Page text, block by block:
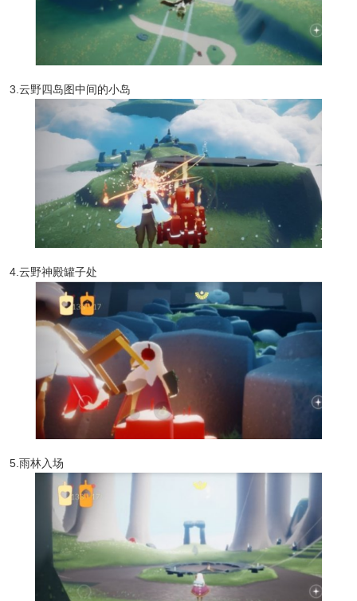
3.云野四岛图中间的小岛
4.云野神殿罐子处
5.雨林入场